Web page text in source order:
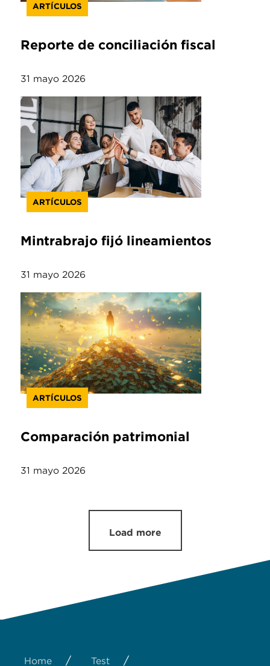
ARTÍCULOS
Reporte de conciliación fiscal
31 mayo 2026
ARTÍCULOS
Mintrabrajo fijó lineamientos
31 mayo 2026
ARTÍCULOS
Comparación patrimonial
31 mayo 2026
Load more
Home / Test /